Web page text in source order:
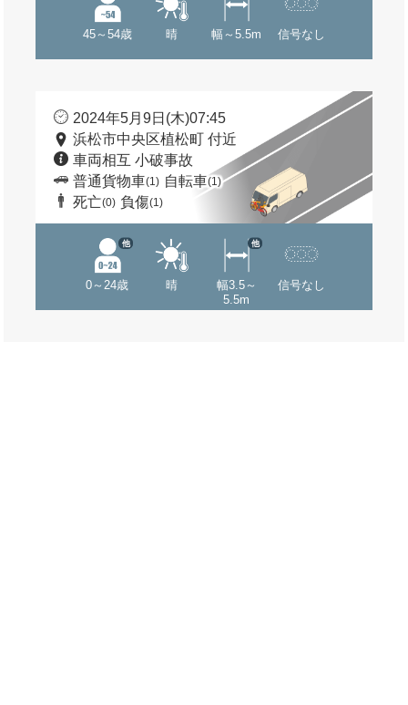
45～54歳 晴 幅～5.5m 信号なし
2024年5月9日(木)07:45
浜松市中央区植松町 付近
車両相互 小破事故
普通貨物車(1) 自転車(1)
死亡(0) 負傷(1)
0～24歳
他
晴
幅3.5～
5.5m
他
信号なし